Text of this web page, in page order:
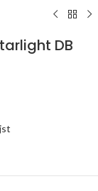
DB